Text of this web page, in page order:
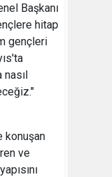
Başkanı
hitap
gençleri
nasıl
konuşan
ve